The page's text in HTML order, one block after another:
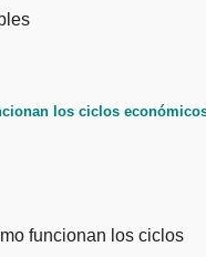
los ciclos
funcionan los ciclos